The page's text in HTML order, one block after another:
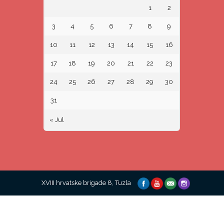
« Jul
1 2
3 4 5 6 7 8 9
10 11 12 13 14 15 16
17 18 19 20 21 22 23
24 25 26 27 28 29 30
31
XVIII hrvatske brigade 8, Tuzla